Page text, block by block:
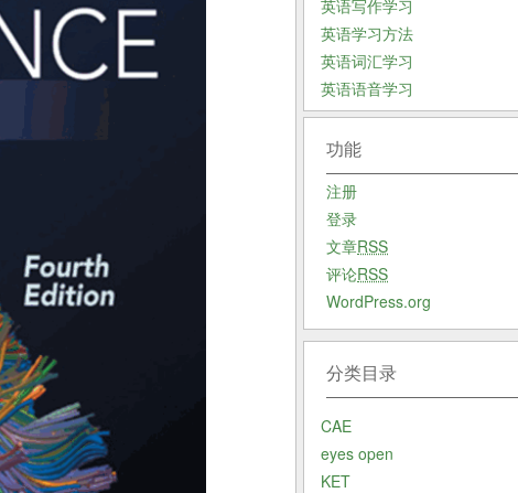
英语写作学习
英语学习方法
英语词汇学习
英语语音学习
功能
注册
登录
文章RSS
评论RSS
WordPress.org
分类目录
CAE
eyes open
KET